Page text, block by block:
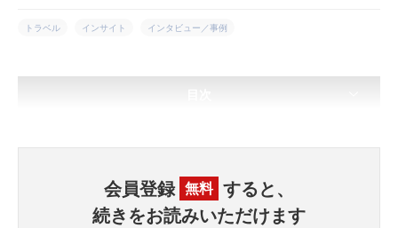
トラベル インサイト インタビュー／事例
会員登録 無料 すると、
続きをお読みいただけます